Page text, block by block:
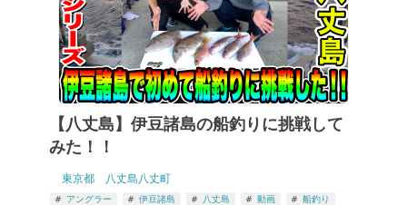
【八丈島】伊豆諸島の船釣りに挑戦して
みた！！
東京都 八丈島八丈町
アングラー 伊豆諸島 八丈島 動画 船釣り